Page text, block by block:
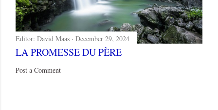
Editor: David Maas December 29, 2024
LA PROMESSE DU PÈRE
Post a Comment